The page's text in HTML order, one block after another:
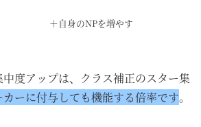
＋自身のNPを増やす
度アップは、クラス補正のスター集
ーに付与しても機能する倍率です。